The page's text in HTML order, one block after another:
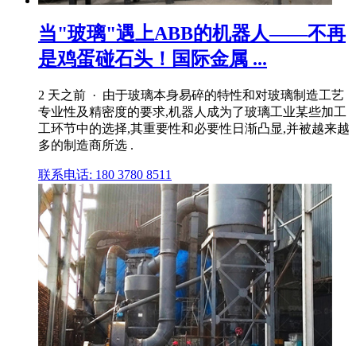
当"玻璃"遇上ABB的机器人——不再
是鸡蛋碰石头！国际金属 ...
2 天之前 · 由于玻璃本身易碎的特性和对玻璃制造工艺
专业性及精密度的要求,机器人成为了玻璃工业某些加工
工环节中的选择,其重要性和必要性日渐凸显,并被越来越
多的制造商所选 .
联系电话: 180 3780 8511